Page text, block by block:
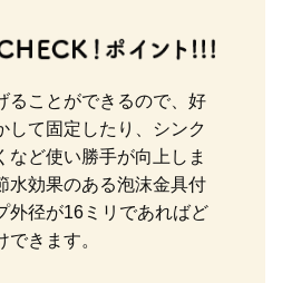
ることができるので、好
して固定したり、シンク
など使い勝手が向上しま
水効果のある泡沫金具付
外径が16ミリであればど
きます。